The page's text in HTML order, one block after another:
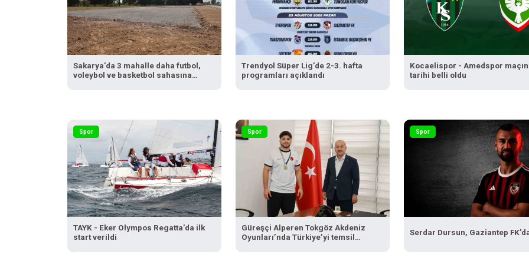
Sakarya’da 3 mahalle daha futbol,
voleybol ve basketbol sahasına
Trendyol Süper Lig’de 2-3. hafta
programları açıklandı
Kocaelispor - Amedspor
tarihi belli oldu
Spor
TAYK - Eker Olympos Regatta’da ilk
start verildi
Spor
Güreşçi Alperen Tokgöz Akdeniz
Oyunları’nda Türkiye’yi temsil
Spor
Serdar Dursun, Gaziantep